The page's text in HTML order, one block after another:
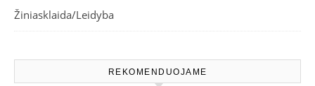
Žiniasklaida/Leidyba
REKOMENDUOJAME